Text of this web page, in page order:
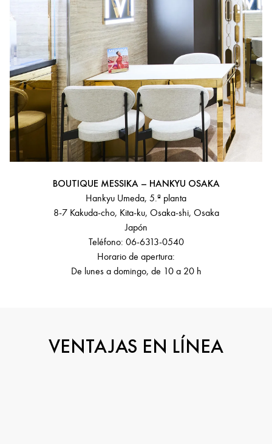
BOUTIQUE MESSIKA – HANKYU OSAKA
Hankyu Umeda, 5.ª planta
8-7 Kakuda-cho, Kita-ku, Osaka-shi, Osaka
Japón
Teléfono: 06-6313-0540
Horario de apertura:
De lunes a domingo, de 10 a 20 h
VENTAJAS EN LÍNEA